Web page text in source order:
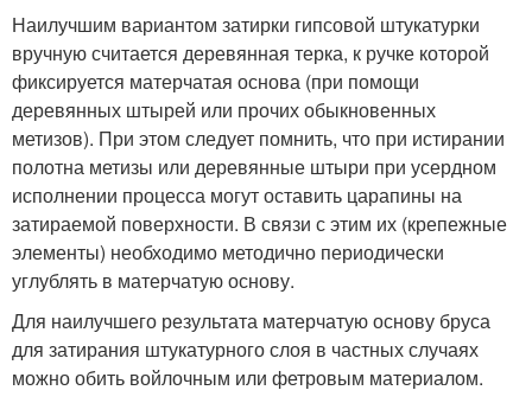
Наилучшим вариантом затирки гипсовой штукатурки
вручную считается деревянная терка, к ручке которой
фиксируется матерчатая основа (при помощи
деревянных штырей или прочих обыкновенных
метизов). При этом следует помнить, что при истирании
полотна метизы или деревянные штыри при усердном
исполнении процесса могут оставить царапины на
затираемой поверхности. В связи с этим их (крепежные
элементы) необходимо методично периодически
углублять в матерчатую основу.
Для наилучшего результата матерчатую основу бруса
для затирания штукатурного слоя в частных случаях
можно обить войлочным или фетровым материалом.